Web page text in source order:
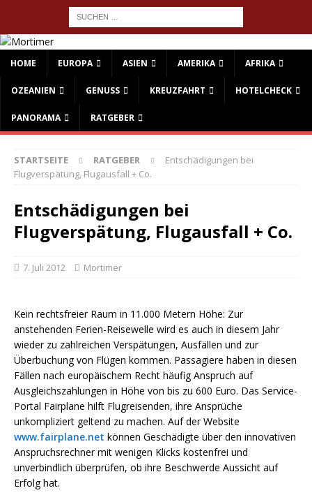
HOME EUROPA ASIEN AMERIKA AFRIKA
OZEANIEN GENUSS KREUZFAHRT HOTELCHECK
PANORAMA RATGEBER
STARTSEITE RATGEBER
Entschädigungen bei
Flugverspätung, Flugausfall + Co.
Entschädigungen bei
Flugverspätung, Flugausfall + Co.
7. Juli 2012 Mortimer
Kein rechtsfreier Raum in 11.000 Metern Höhe: Zur
anstehenden Ferien-Reisewelle wird es auch in diesem Jahr
wieder zu zahlreichen Verspätungen, Ausfällen und zur
Überbuchung von Flügen kommen. Passagiere haben in diesen
Fällen nach europäischem Recht häufig Anspruch auf
Ausgleichszahlungen in Höhe von bis zu 600 Euro. Das Service-
Portal Fairplane hilft Flugreisenden, ihre Ansprüche
unkompliziert geltend zu machen. Auf der Website
www.fairplane.net können Geschädigte über den innovativen
Anspruchsrechner mit wenigen Klicks kostenfrei und
unverbindlich überprüfen, ob ihre Beschwerde Aussicht auf
Erfolg hat.